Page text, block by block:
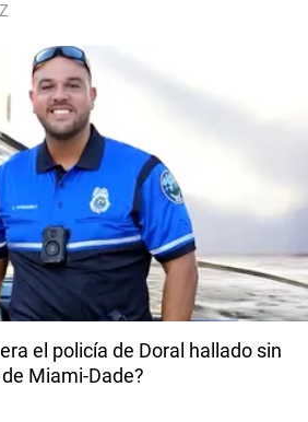
el policía de Doral hallado sin
Miami-Dade?